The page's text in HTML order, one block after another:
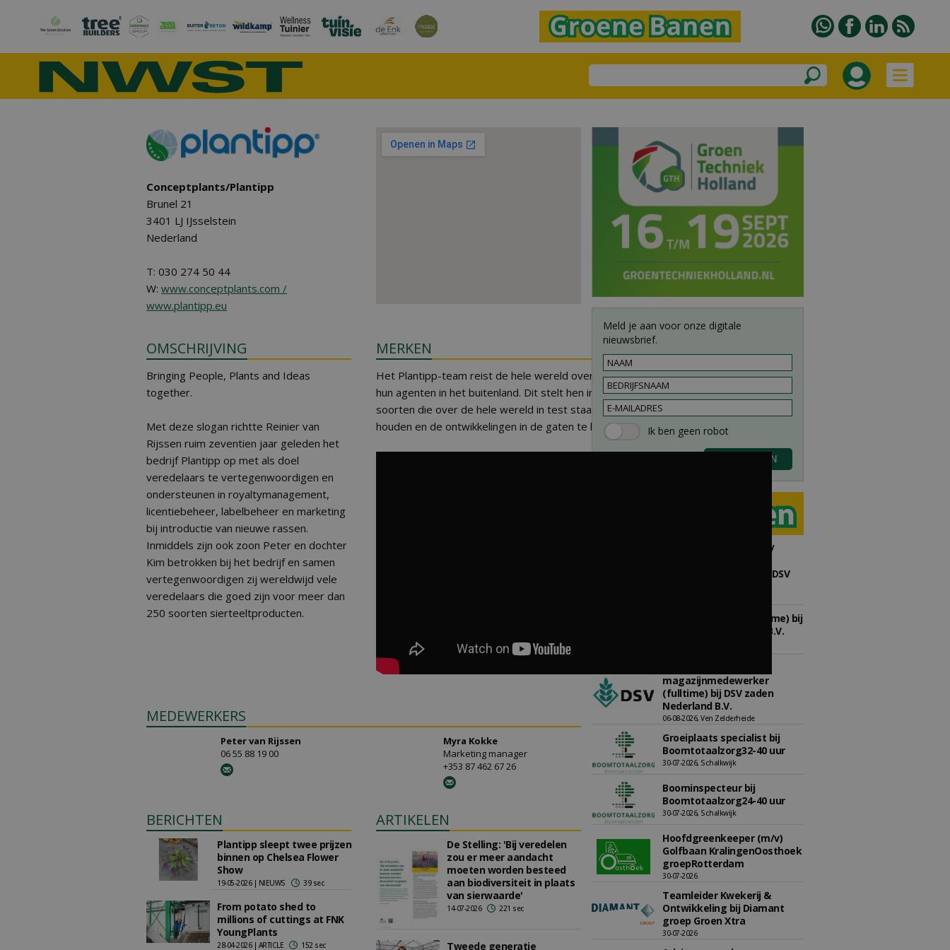
Conceptplants/Plantipp
Brunel 21
3401 LJ IJsselstein
Nederland
T: 030 274 50 44
W: www.conceptplants.com /
www.plantipp.eu
OMSCHRIJVING
Bringing People, Plants and Ideas
together.
Met deze slogan richtte Reinier van
Rijssen ruim zeventien jaar geleden het
bedrijf Plantipp op met als doel
veredelaars te vertegenwoordigen en
ondersteunen in royaltymanagement,
licentiebeheer, labelbeheer en marketing
bij introductie van nieuwe rassen.
Inmiddels zijn ook zoon Peter en dochter
Kim betrokken bij het bedrijf en samen
vertegenwoordigen zij wereldwijd vele
veredelaars die goed zijn voor meer dan
250 soorten sierteeltproducten.
MERKEN
Het Plantipp-team reist de hele wereld over en staat zo in direct contact met
hun agenten in het buitenland. Dit stelt hen in staat om ook de honderden
soorten die over de hele wereld in test staan te volgen, de vinger aan de pols te
houden en de ontwikkelingen in de gaten te houden.
MEDEWERKERS
Peter van Rijssen
06 55 88 19 00
Myra Kokke
Marketing manager
+353 87 462 67 26
BERICHTEN
Plantipp sleept twee prijzen
binnen op Chelsea Flower
Show
19-05-2026 | NIEUWS 39 sec
From potato shed to
millions of cuttings at FNK
YoungPlants
28-04-2026 | ARTICLE 152 sec
ARTIKELEN
De Stelling: 'Bij veredelen
zou er meer aandacht
moeten worden besteed
aan biodiversiteit in plaats
van sierwaarde'
14-07-2026 221 sec
Tweede generatie
Meld je aan voor onze digitale
nieuwsbrief.
Proefveldmedewerker/
landbouwmachines bij DSV
Kasmedewerker (fulltime) bij
DSV zaden Nederland B.V.
magazijnmedewerker
(fulltime) bij DSV zaden
Nederland B.V.
06-08-2026, Ven Zelderheide
Groeiplaats specialist bij
Boomtotaalzorg32-40 uur
30-07-2026, Schalkwijk
Boominspecteur bij
Boomtotaalzorg24-40 uur
30-07-2026, Schalkwijk
Hoofdgreenkeeper (m/v)
Golfbaan KralingenOosthoek
groepRotterdam
30-07-2026
Teamleider Kwekerij &
Ontwikkeling bij Diamant
groep Groen Xtra
30-07-2026